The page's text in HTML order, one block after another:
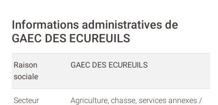
Informations administratives de
GAEC DES ECUREUILS
Raison
sociale
GAEC DES ECUREUILS
Secteur
Agriculture, chasse, services annexes /